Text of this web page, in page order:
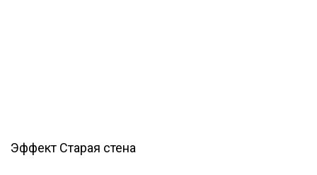
Эффект Cтарая стена